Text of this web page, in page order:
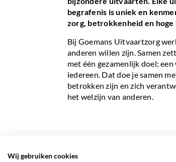
begrafenis is uniek en
zorg, betrokkenheid en
Bij Goemans Uitvaartzorg
anderen willen zijn. Samen
met één gezamenlijk doel;
iedereen. Dat doe je samen
betrokken zijn en zich
het welzijn van anderen.
Wij gebruiken cookies